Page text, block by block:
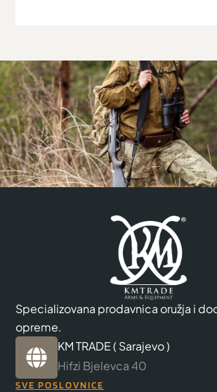
Specializovana prodavnica oružja i
opreme.
KM TRADE ( Sarajevo )
Hifzi Bjelevca 40
SVE POSLOVNICE